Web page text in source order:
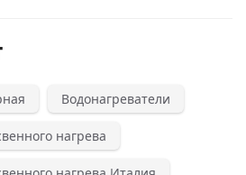
Водонагреватели
нагрева